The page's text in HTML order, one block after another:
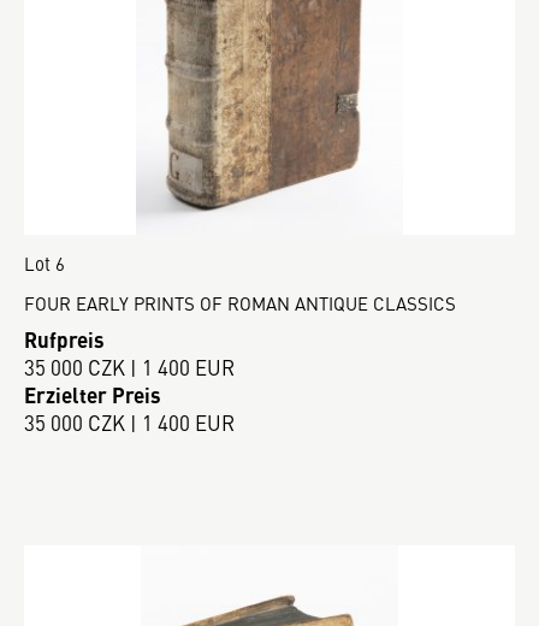
Lot 6
FOUR EARLY PRINTS OF ROMAN ANTIQUE CLASSICS
Rufpreis
35 000 CZK | 1 400 EUR
Erzielter Preis
35 000 CZK | 1 400 EUR